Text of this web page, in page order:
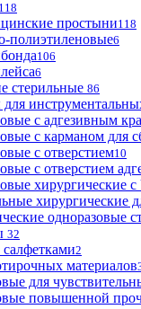
118
простыни118
полиэтиленовые6
106
6
стерильные 86
с адгезивным
с карманом для
с отверстием10
с отверстием
хирургические
хирургические
одноразовые
32
2
материалов
для
повышенной